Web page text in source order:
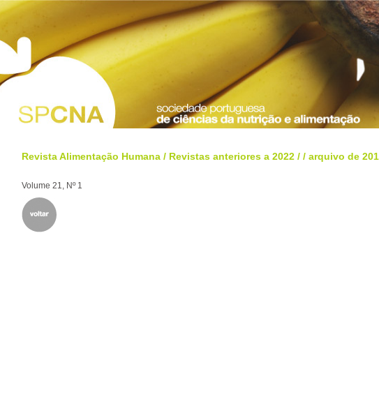
Revista Alimentação Humana / Revistas anteriores a 2022 / / arquivo de
Volume 21, Nº 1